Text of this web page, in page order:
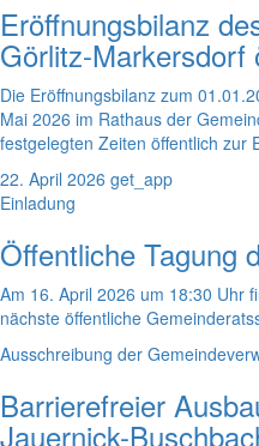
Eröffnungsbilanz
Görlitz-Markersdorf
Die Eröffnungsbilanz zum
Mai 2026 im Rathaus der
festgelegten Zeiten öffentlich zur
22. April 2026 get_app
Einladung
Öffentliche Tagung
Am 16. April 2026 um 18:30 Uhr
nächste öffentliche
Ausschreibung der
Barrierefreier
Jauernick-